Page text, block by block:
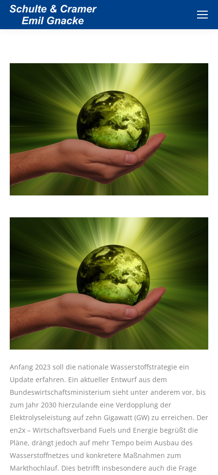
Anfang 2023 soll die nationale Wasserstoffstrategie ein
Update erfahren. Ein aktueller Entwurf aus dem
Bundeswirtschaftsministerium sieht unter anderem vor, bis
zum Jahr 2030 hierzulande eine Verdopplung der
Elektrolyseleistung auf zehn Gigawatt (GW) zu erreichen. Der
en2x – Wirtschaftsverband Fuels und Energie begrüßt die
Pläne, drängt jedoch auf mehr Tempo beim Ausbau des
Wasserstoffnetzes und konkretere Maßnahmen zum
Markthochlauf. Dies betrifft insbesondere auch die Frage